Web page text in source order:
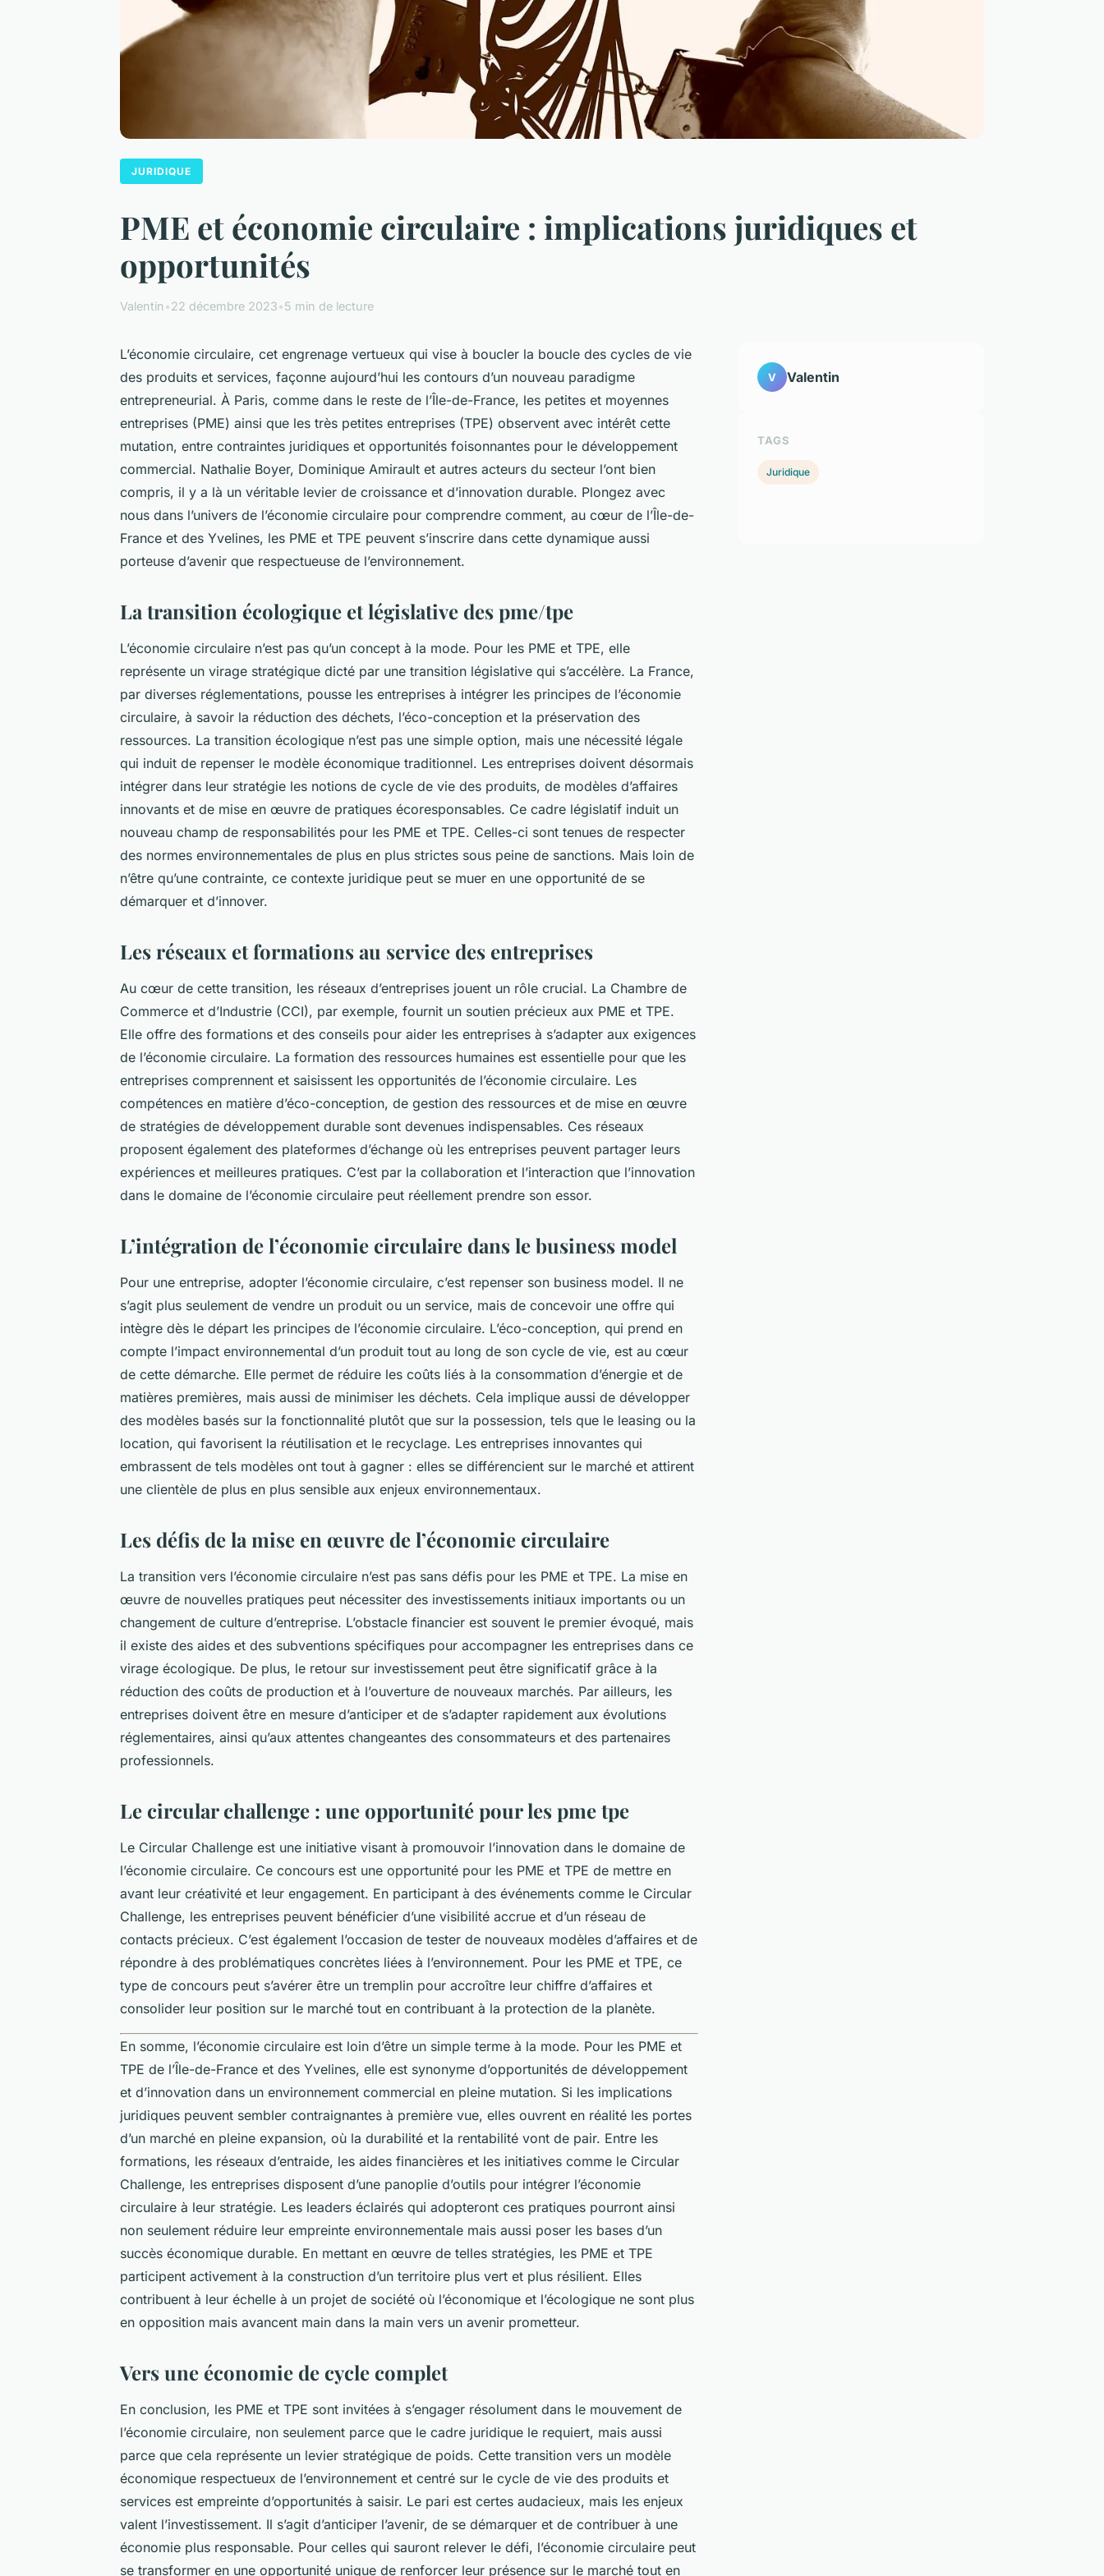
JURIDIQUE
PME et économie circulaire : implications juridiques et
opportunités
Valentin•22 décembre 2023•5 min de lecture
L’économie circulaire, cet engrenage vertueux qui vise à boucler la boucle des cycles de vie
des produits et services, façonne aujourd’hui les contours d’un nouveau paradigme
entrepreneurial. À Paris, comme dans le reste de l’Île-de-France, les petites et moyennes
entreprises (PME) ainsi que les très petites entreprises (TPE) observent avec intérêt cette
mutation, entre contraintes juridiques et opportunités foisonnantes pour le développement
commercial. Nathalie Boyer, Dominique Amirault et autres acteurs du secteur l’ont bien
compris, il y a là un véritable levier de croissance et d’innovation durable. Plongez avec
nous dans l’univers de l’économie circulaire pour comprendre comment, au cœur de l’Île-de-
France et des Yvelines, les PME et TPE peuvent s’inscrire dans cette dynamique aussi
porteuse d’avenir que respectueuse de l’environnement.
La transition écologique et législative des pme/tpe
L’économie circulaire n’est pas qu’un concept à la mode. Pour les PME et TPE, elle
représente un virage stratégique dicté par une transition législative qui s’accélère. La France,
par diverses réglementations, pousse les entreprises à intégrer les principes de l’économie
circulaire, à savoir la réduction des déchets, l’éco-conception et la préservation des
ressources. La transition écologique n’est pas une simple option, mais une nécessité légale
qui induit de repenser le modèle économique traditionnel. Les entreprises doivent désormais
intégrer dans leur stratégie les notions de cycle de vie des produits, de modèles d’affaires
innovants et de mise en œuvre de pratiques écoresponsables. Ce cadre législatif induit un
nouveau champ de responsabilités pour les PME et TPE. Celles-ci sont tenues de respecter
des normes environnementales de plus en plus strictes sous peine de sanctions. Mais loin de
n’être qu’une contrainte, ce contexte juridique peut se muer en une opportunité de se
démarquer et d’innover.
Les réseaux et formations au service des entreprises
Au cœur de cette transition, les réseaux d’entreprises jouent un rôle crucial. La Chambre de
Commerce et d’Industrie (CCI), par exemple, fournit un soutien précieux aux PME et TPE.
Elle offre des formations et des conseils pour aider les entreprises à s’adapter aux exigences
de l’économie circulaire. La formation des ressources humaines est essentielle pour que les
entreprises comprennent et saisissent les opportunités de l’économie circulaire. Les
compétences en matière d’éco-conception, de gestion des ressources et de mise en œuvre
de stratégies de développement durable sont devenues indispensables. Ces réseaux
proposent également des plateformes d’échange où les entreprises peuvent partager leurs
expériences et meilleures pratiques. C’est par la collaboration et l’interaction que l’innovation
dans le domaine de l’économie circulaire peut réellement prendre son essor.
L’intégration de l’économie circulaire dans le business model
Pour une entreprise, adopter l’économie circulaire, c’est repenser son business model. Il ne
s’agit plus seulement de vendre un produit ou un service, mais de concevoir une offre qui
intègre dès le départ les principes de l’économie circulaire. L’éco-conception, qui prend en
compte l’impact environnemental d’un produit tout au long de son cycle de vie, est au cœur
de cette démarche. Elle permet de réduire les coûts liés à la consommation d’énergie et de
matières premières, mais aussi de minimiser les déchets. Cela implique aussi de développer
des modèles basés sur la fonctionnalité plutôt que sur la possession, tels que le leasing ou la
location, qui favorisent la réutilisation et le recyclage. Les entreprises innovantes qui
embrassent de tels modèles ont tout à gagner : elles se différencient sur le marché et attirent
une clientèle de plus en plus sensible aux enjeux environnementaux.
Les défis de la mise en œuvre de l’économie circulaire
La transition vers l’économie circulaire n’est pas sans défis pour les PME et TPE. La mise en
œuvre de nouvelles pratiques peut nécessiter des investissements initiaux importants ou un
changement de culture d’entreprise. L’obstacle financier est souvent le premier évoqué, mais
il existe des aides et des subventions spécifiques pour accompagner les entreprises dans ce
virage écologique. De plus, le retour sur investissement peut être significatif grâce à la
réduction des coûts de production et à l’ouverture de nouveaux marchés. Par ailleurs, les
entreprises doivent être en mesure d’anticiper et de s’adapter rapidement aux évolutions
réglementaires, ainsi qu’aux attentes changeantes des consommateurs et des partenaires
professionnels.
Le circular challenge : une opportunité pour les pme tpe
Le Circular Challenge est une initiative visant à promouvoir l’innovation dans le domaine de
l’économie circulaire. Ce concours est une opportunité pour les PME et TPE de mettre en
avant leur créativité et leur engagement. En participant à des événements comme le Circular
Challenge, les entreprises peuvent bénéficier d’une visibilité accrue et d’un réseau de
contacts précieux. C’est également l’occasion de tester de nouveaux modèles d’affaires et de
répondre à des problématiques concrètes liées à l’environnement. Pour les PME et TPE, ce
type de concours peut s’avérer être un tremplin pour accroître leur chiffre d’affaires et
consolider leur position sur le marché tout en contribuant à la protection de la planète.
En somme, l’économie circulaire est loin d’être un simple terme à la mode. Pour les PME et
TPE de l’Île-de-France et des Yvelines, elle est synonyme d’opportunités de développement
et d’innovation dans un environnement commercial en pleine mutation. Si les implications
juridiques peuvent sembler contraignantes à première vue, elles ouvrent en réalité les portes
d’un marché en pleine expansion, où la durabilité et la rentabilité vont de pair. Entre les
formations, les réseaux d’entraide, les aides financières et les initiatives comme le Circular
Challenge, les entreprises disposent d’une panoplie d’outils pour intégrer l’économie
circulaire à leur stratégie. Les leaders éclairés qui adopteront ces pratiques pourront ainsi
non seulement réduire leur empreinte environnementale mais aussi poser les bases d’un
succès économique durable. En mettant en œuvre de telles stratégies, les PME et TPE
participent activement à la construction d’un territoire plus vert et plus résilient. Elles
contribuent à leur échelle à un projet de société où l’économique et l’écologique ne sont plus
en opposition mais avancent main dans la main vers un avenir prometteur.
Vers une économie de cycle complet
En conclusion, les PME et TPE sont invitées à s’engager résolument dans le mouvement de
l’économie circulaire, non seulement parce que le cadre juridique le requiert, mais aussi
parce que cela représente un levier stratégique de poids. Cette transition vers un modèle
économique respectueux de l’environnement et centré sur le cycle de vie des produits et
services est empreinte d’opportunités à saisir. Le pari est certes audacieux, mais les enjeux
valent l’investissement. Il s’agit d’anticiper l’avenir, de se démarquer et de contribuer à une
économie plus responsable. Pour celles qui sauront relever le défi, l’économie circulaire peut
se transformer en une opportunité unique de renforcer leur présence sur le marché tout en
V Valentin
TAGS
Juridique